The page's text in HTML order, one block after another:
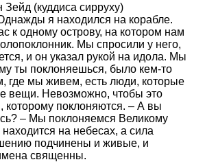
(куддиса сирруху)
я находился на корабле.
к одному острову, на котором нам
Мы спросили у него,
и он указал рукой на идола. Мы
ты поклоняешься, было кем-то
где мы живем, есть люди, которые
вещи. Невозможно, чтобы это
которому поклоняются. – А вы
– Мы поклоняемся Великому
на небесах, а сила
подчинены и живые, и
священны.